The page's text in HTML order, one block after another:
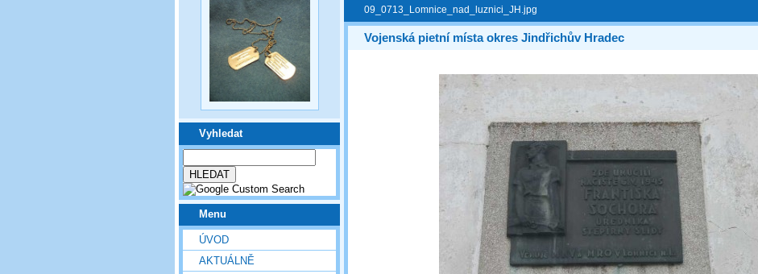
Vyhledat
Menu
ÚVOD
AKTUÁLNĚ
09_0713_Lomnice_nad_luznici_JH.jpg
Vojenská pietní místa okres Jindřichův Hradec